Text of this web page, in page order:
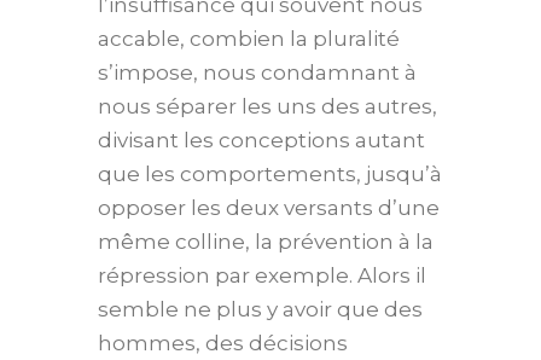
l’insuffisance qui souvent nous
accable, combien la pluralité
s’impose, nous condamnant à
nous séparer les uns des autres,
divisant les conceptions autant
que les comportements, jusqu’à
opposer les deux versants d’une
même colline, la prévention à la
répression par exemple. Alors il
semble ne plus y avoir que des
hommes, des décisions